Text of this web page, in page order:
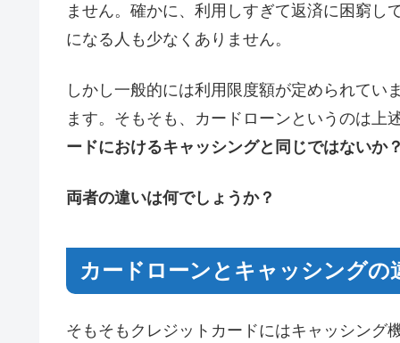
ません。確かに、利用しすぎて返済に困窮し
になる人も少なくありません。
しかし一般的には利用限度額が定められてい
ます。そもそも、カードローンというのは上
ードにおけるキャッシングと同じではないか？
両者の違いは何でしょうか？
カードローンとキャッシングの
そもそもクレジットカードにはキャッシング